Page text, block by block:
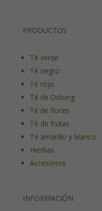
PRODUCTOS
Té verde
Té negro
Té rojo
Té de Oolong
Té de flores
Té de frutas
Té amarillo y blanco
Hierbas
Accesorios
INFORMACIÓN